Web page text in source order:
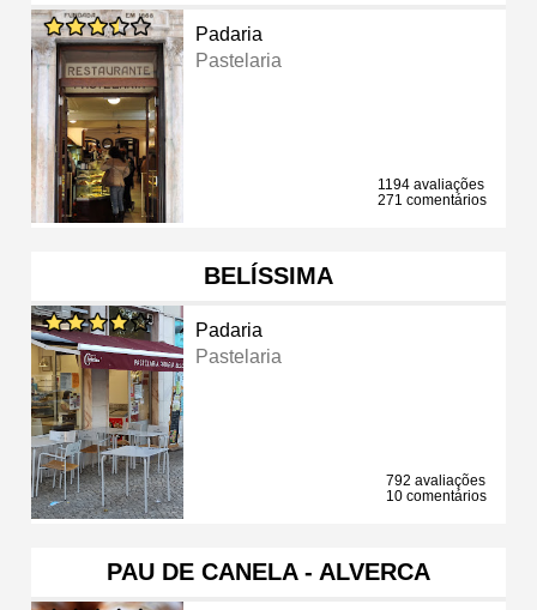
Padaria
Pastelaria
1194 avaliações
271 comentários
BELÍSSIMA
Padaria
Pastelaria
792 avaliações
10 comentários
PAU DE CANELA - ALVERCA